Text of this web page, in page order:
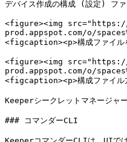
デバイス作成の構成 (設定) ファ
<figure><img
prod.appspot.com/o/
<figcaption><p>構成ファイ
<figure><img
prod.appspot.com/o/
<figcaption><p>構成ファイ
Keeperシークレットマネージ
### コマンダーCLI